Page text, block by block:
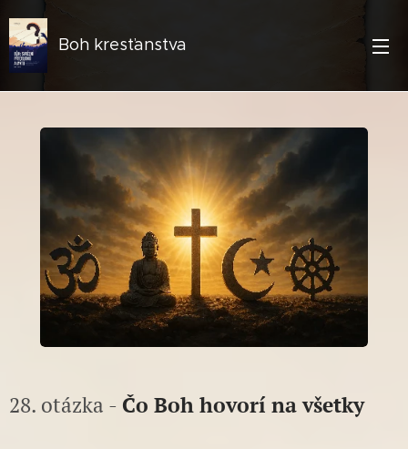
Boh kresťanstva
28. otázka - Čo Boh hovorí na všetky